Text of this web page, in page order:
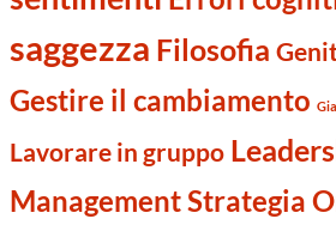
saggezza Filosofia
Gestire il cambiamento
Lavorare in gruppo
Management Strategia